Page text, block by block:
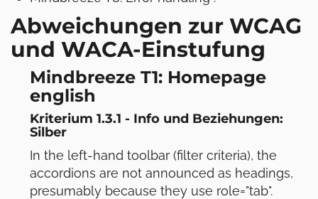
Abweichungen zur WCAG
und WACA-Einstufung
Mindbreeze T1: Homepage
english
Kriterium 1.3.1 - Info und Beziehungen:
Silber
In the left-hand toolbar (filter criteria), the
accordions are not announced as headings,
presumably because they use role="tab".